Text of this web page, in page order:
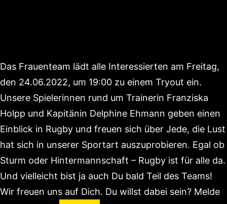
Das Frauenteam lädt alle Interessierten am Freitag,
den 24.06.2022, um 19:00 zu einem Tryout ein.
Unsere Spielerinnen rund um Trainerin Franziska
Holpp und Kapitänin Delphine Ehmann geben einen
Einblick in Rugby und freuen sich über Jede, die Lust
hat sich in unserer Sportart auszuprobieren. Egal ob
Sturm oder Hintermannschaft – Rugby ist für alle da.
Und vielleicht bist ja auch Du bald Teil des Teams!
Wir freuen uns auf Dich. Du willst dabei sein? Melde